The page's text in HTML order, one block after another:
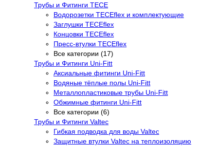
Трубы и Фитинги TECE
Водорозетки TECEflex и комплектующие
Заглушки TECEflex
Концовки TECEflex
Пресс-втулки TECEflex
Все категории (17)
Трубы и Фитинги Uni-Fitt
Аксиальные фитинги Uni-Fitt
Водяные тёплые полы Uni-Fitt
Металлопластиковые трубы Uni-Fitt
Обжимные фитинги Uni-Fitt
Все категории (6)
Трубы и Фитинги Valtec
Гибкая подводка для воды Valtec
Защитные втулки Valtec на теплоизоляцию